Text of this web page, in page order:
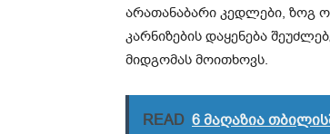
არათანაბარი კედლები, ზოგ
კარნიზების დაყენება
მიდგომას მოითხოვს.
READ 6 მაღაზია